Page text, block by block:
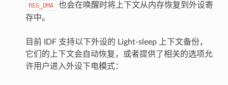
REG_DMA
也会在唤醒时将上下文从内存恢复到外设寄
存中。
目前 IDF 支持以下外设的 Light-sleep 上下文备份，
它们的上下文会自动恢复，或者提供了相关的选项允
许用户进入外设下电模式：